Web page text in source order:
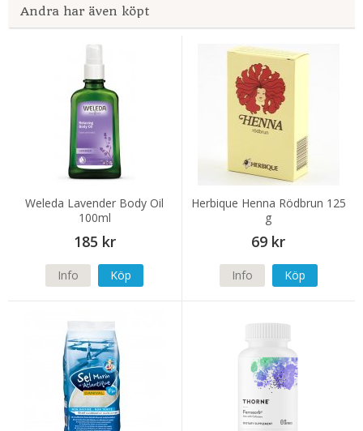
Andra har även köpt
Weleda Lavender Body Oil
100ml
185 kr
Info Köp
Herbique Henna Rödbrun 125
g
69 kr
Info Köp